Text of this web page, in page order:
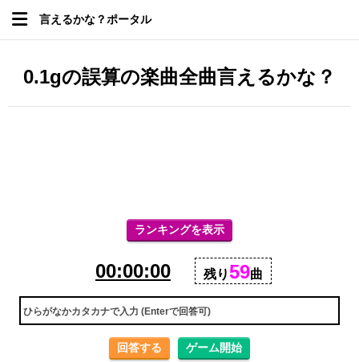
言えるかな？ポータル
0.1gの誤算の楽曲全曲言えるかな？
ランキングを表示
00:00:00 残り59曲